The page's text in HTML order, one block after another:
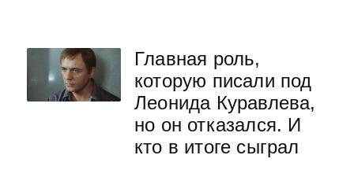
Главная роль,
которую писали под
Леонида Куравлева,
но он отказался. И
кто в итоге сыграл